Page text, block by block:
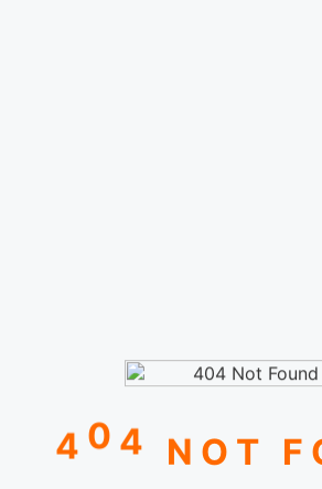
4 0 4 N O T F